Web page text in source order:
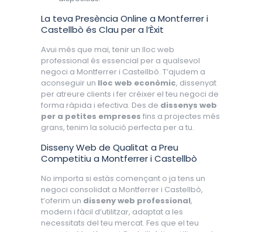
La teva Presència Online a Montferrer i
Castellbò és Clau per a l’Èxit
Avui més que mai, tenir un lloc web
professional és essencial per a qualsevol
negoci a Montferrer i Castellbò. T’ajudem a
aconseguir un lloc web econòmic, dissenyat
per atreure clients i fer créixer el teu negoci de
forma ràpida i efectiva. Des de dissenys web
per a petites empreses fins a projectes més
grans, tenim la solució perfecta per a tu.
Disseny Web de Qualitat a Preu
Competitiu a Montferrer i Castellbò
No importa si estàs començant o ja tens un
negoci consolidat a Montferrer i Castellbò,
t’oferim un disseny web professional,
modern i fàcil d’utilitzar, adaptat a les
necessitats del teu mercat. Fes que el teu